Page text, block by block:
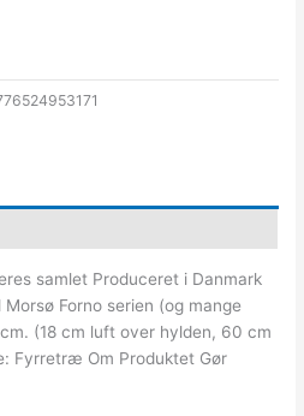
samlet Produceret i Danmark
Forno serien (og mange
(18 cm luft over hylden, 60 cm
Fyrretræ Om Produktet Gør